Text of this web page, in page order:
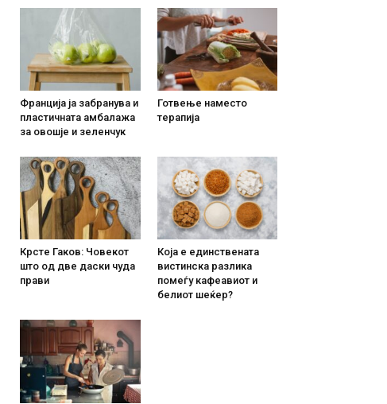
Франција ја забранува и
пластичната амбалажа
за овошје и зеленчук
Готвење наместо
терапија
Крсте Гаков: Човекот
што од две даски чуда
прави
Која е единствената
вистинска разлика
помеѓу кафеавиот и
белиот шеќер?